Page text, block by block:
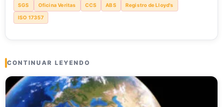
SGS Oficina Veritas CCS ABS Registro de Lloyd's
ISO 17357
CONTINUAR LEYENDO